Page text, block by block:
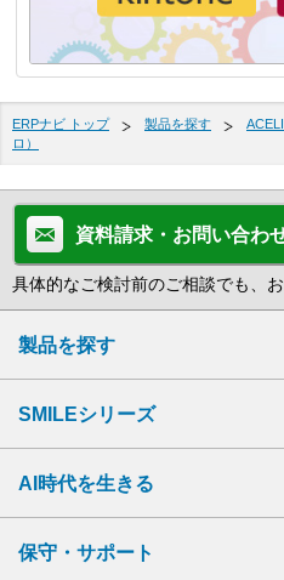
ERPナビ トップ 製品を探す
ロ）
資料請求・お問い合わ
具体的なご検討前のご相談でも、
製品を探す
SMILEシリーズ
AI時代を生きる
保守・サポート